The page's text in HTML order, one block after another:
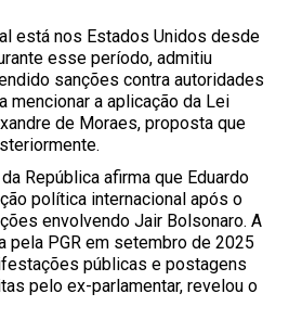
está nos Estados Unidos desde
esse período, admitiu
sanções contra autoridades
mencionar a aplicação da Lei
de Moraes, proposta que
República afirma que Eduardo
política internacional após o
envolvendo Jair Bolsonaro. A
pela PGR em setembro de 2025
públicas e postagens
pelo ex-parlamentar, revelou o